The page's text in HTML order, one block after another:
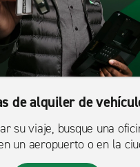
de alquiler de
su viaje, busque una
un aeropuerto o en la